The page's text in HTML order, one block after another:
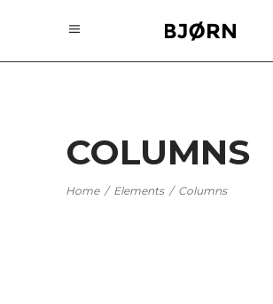
COLUMNS
Home/ Elements/ Columns